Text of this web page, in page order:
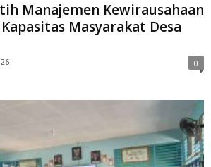
Manajemen Kewirausahaan
Masyarakat Desa
0